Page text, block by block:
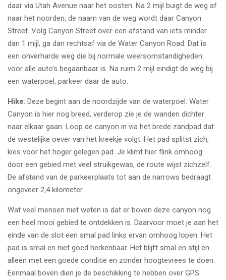
daar via Utah Avenue naar het oosten. Na 2 mijl buigt de weg af
naar het noorden, de naam van de weg wordt daar Canyon
Street. Volg Canyon Street over een afstand van iets minder
dan 1 mijl, ga dan rechtsaf via de Water Canyon Road. Dat is
een onverharde weg die bij normale weersomstandigheden
voor alle auto’s begaanbaar is. Na ruim 2 mijl eindigt de weg bij
een waterpoel, parkeer daar de auto.
Hike: Deze begint aan de noordzijde van de waterpoel. Water
Canyon is hier nog breed, verderop zie je de wanden dichter
naar elkaar gaan. Loop de canyon in via het brede zandpad dat
de westelijke oever van het kreekje volgt. Het pad splitst zich,
kies voor het hoger gelegen pad. Je klimt hier flink omhoog
door een gebied met veel struikgewas, de route wijst zichzelf.
De afstand van de parkeerplaats tot aan de narrows bedraagt
ongeveer 2,4 kilometer.
Wat veel mensen niet weten is dat er boven deze canyon nog
een heel mooi gebied te ontdekken is. Daarvoor moet je aan het
einde van de slot een smal pad links ervan omhoog lopen. Het
pad is smal en niet goed herkenbaar. Het blijft smal en stijl en
alleen met een goede conditie en zonder hoogtevrees te doen.
Eenmaal boven dien je de beschikking te hebben over GPS